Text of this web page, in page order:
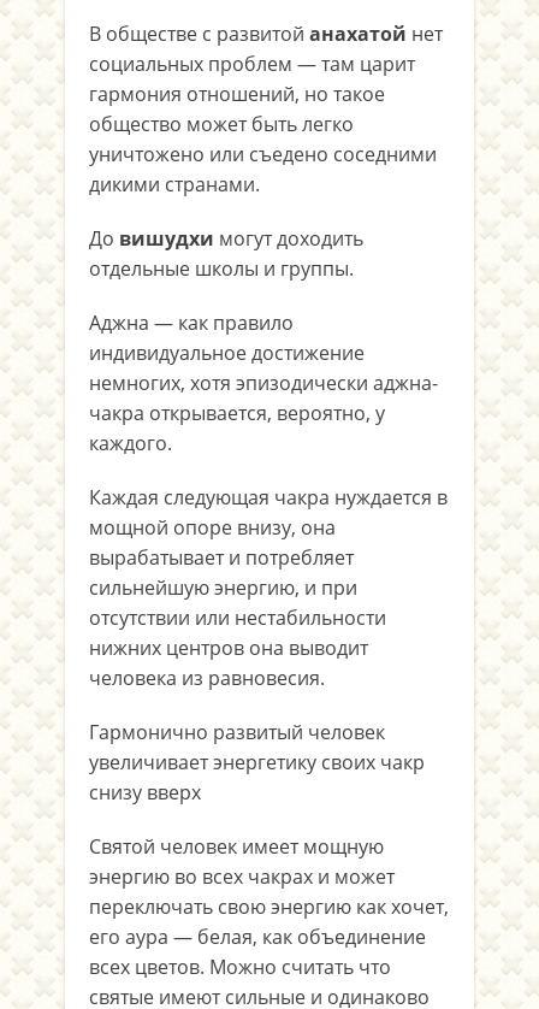
В обществе с развитой анахатой нет
социальных проблем — там царит
гармония отношений, но такое
общество может быть легко
уничтожено или съедено соседними
дикими странами.
До вишудхи могут доходить
отдельные школы и группы.
Аджна — как правило
индивидуальное достижение
немногих, хотя эпизодически аджна-
чакра открывается, вероятно, у
каждого.
Каждая следующая чакра нуждается в
мощной опоре внизу, она
вырабатывает и потребляет
сильнейшую энергию, и при
отсутствии или нестабильности
нижних центров она выводит
человека из равновесия.
Гармонично развитый человек
увеличивает энергетику своих чакр
снизу вверх
Святой человек имеет мощную
энергию во всех чакрах и может
переключать свою энергию как хочет,
его аура — белая, как объединение
всех цветов. Можно считать что
святые имеют сильные и одинаково